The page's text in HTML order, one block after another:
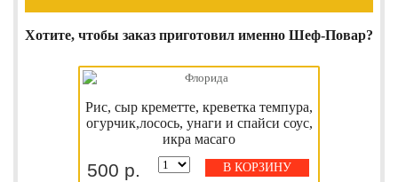
Хотите, чтобы заказ приготовил именно Шеф-Повар?
Рис, сыр креметте, креветка темпура,
огурчик,лосось, унаги и спайси соус,
икра масаго
500 р. В КОРЗИНУ